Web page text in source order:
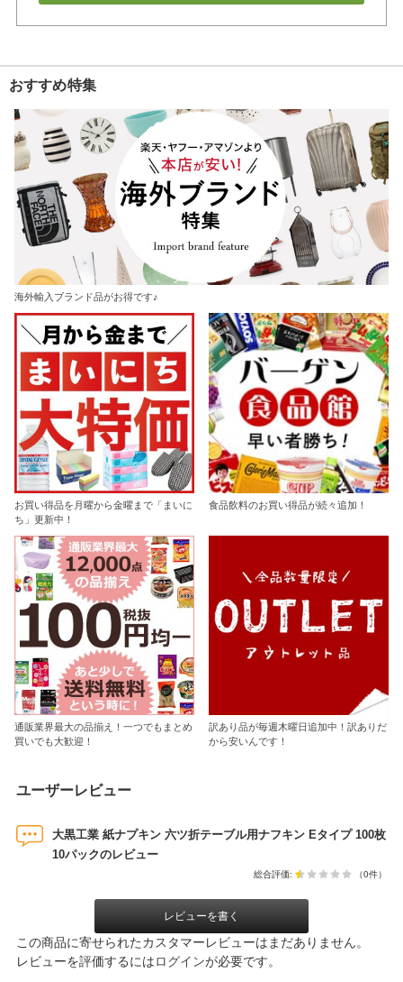
おすすめ特集
海外輸入ブランド品がお得です♪
お買い得品を月曜から金曜まで「まいに
ち」更新中！
食品飲料のお買い得品が続々追加！
通販業界最大の品揃え！一つでもまとめ
買いでも大歓迎！
訳あり品が毎週木曜日追加中！訳ありだ
から安いんです！
ユーザーレビュー
大黒工業 紙ナプキン 六ツ折テーブル用ナフキン Eタイプ 100枚
10パックのレビュー
総合評価: （0件）
レビューを書く
この商品に寄せられたカスタマーレビューはまだありません。
レビューを評価するにはログインが必要です。